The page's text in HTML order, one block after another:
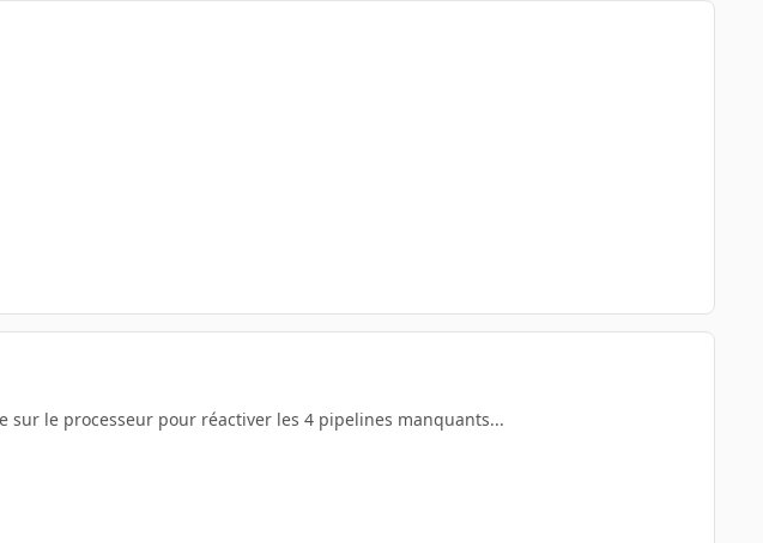
sur le processeur pour réactiver les 4 pipelines manquants...